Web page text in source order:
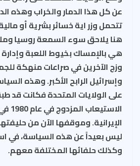
عن كل هذا الدمار والخراب وهذه
تتحمل وزر اية خسائر بشرية أو
هنا يلاحق سوء السمعة روسيا
هي بالإمساك بخيوط اللعبة وإدارة
وزج الآخرين في صراعات منهكة
وإسرائيل الرابح الأكبر. وهذه
على الولايات المتحدة فكانت قد
الإيرانية. وموقفها الآن من
ليس بعيداً عن هذه السياسة، في
وكذلك حلفائها المختلفة معهم.